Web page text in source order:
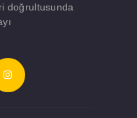
doğrultusunda